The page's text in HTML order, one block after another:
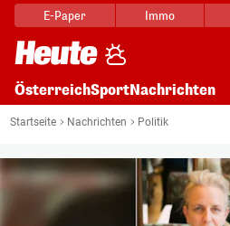
E-Paper Immo
ÖsterreichSportNachrichten
Startseite Nachrichten Politik